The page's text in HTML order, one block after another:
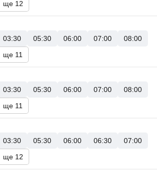
ще 12
03:30 05:30 06:00 07:00
08:00
ще 11
03:30 05:30 06:00 07:00
08:00
ще 11
03:30 05:30 06:00 06:30
07:00
ще 12